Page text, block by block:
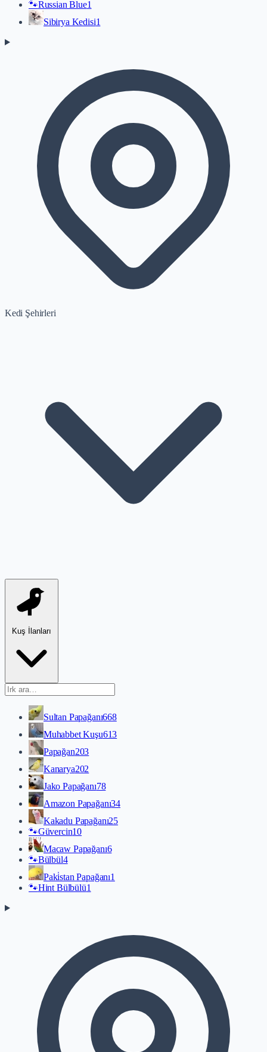
🐾Russian Blue1
Sibirya Kedisi1
Kedi Şehirleri
Kuş İlanları
Sultan Papağanı668
Muhabbet Kuşu613
Papağan203
Kanarya202
Jako Papağanı78
Amazon Papağanı34
Kakadu Papağanı25
🐾Güvercin10
Macaw Papağanı6
🐾Bülbül4
Paki̇stan Papağanı1
🐾Hint Bülbülü1